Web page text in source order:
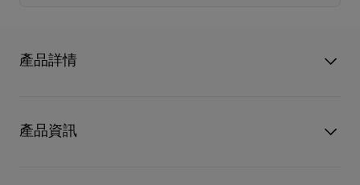
產品詳情
小牛漆皮打造，配以同色羅緞滾邊、鞋提和可拆下的銀色飾針細
節，鞋跟則以CL標誌點綴。
產品資訊